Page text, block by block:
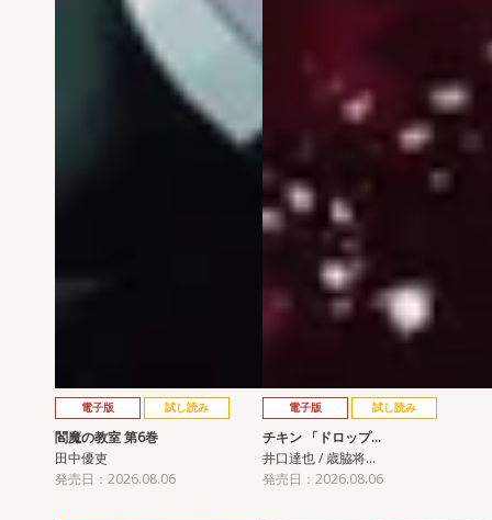
電子版 試し読み
閻魔の教室 第6巻
田中優吏
発売日：2026.08.06
電子版 試し読み
チキン 「ドロップ…
井口達也 / 歳脇将…
発売日：2026.08.06